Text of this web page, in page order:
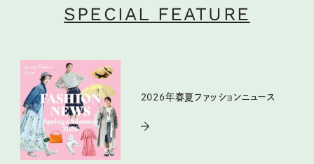
SPECIAL FEATURE
2026年春夏ファッションニュース